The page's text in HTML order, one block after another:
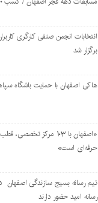
انتخابات انجمن صنفی کارگری
برگزار شد
هاکی اصفهان با حمایت باشگاه
«اصفهان با ۱۰۳ مرکز
حرفه‌ای است»
تیم رسانه بسیج سازندگی اصفهان
رسانه امید حضور دارند